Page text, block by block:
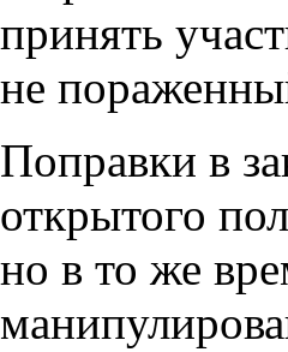
принять
не
Поправки в
открытого
но в то же